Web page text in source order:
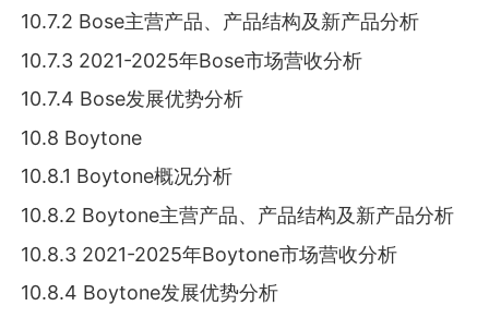
10.7.2 Bose主营产品、产品结构及新产品分析
10.7.3 2021-2025年Bose市场营收分析
10.7.4 Bose发展优势分析
10.8 Boytone
10.8.1 Boytone概况分析
10.8.2 Boytone主营产品、产品结构及新产品分析
10.8.3 2021-2025年Boytone市场营收分析
10.8.4 Boytone发展优势分析